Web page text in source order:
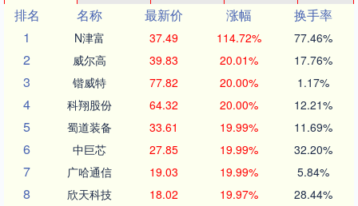
排名
名称 最新价 涨幅
换手率
1
N津富 37.49 114.72% 77.46%
2 威尔高 39.83 20.01% 17.76%
3 锴威特 77.82 20.00% 1.17%
4 科翔股份 64.32 20.00% 12.21%
5 蜀道装备 33.61 19.99% 11.69%
6 中巨芯 27.85 19.99% 32.20%
7 广哈通信 19.03 19.99% 5.84%
8 欣天科技 18.02 19.97% 28.44%